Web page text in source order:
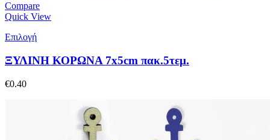
Compare
Quick View
Επιλογή
ΞΥΛΙΝΗ ΚΟΡΩΝΑ 7x5cm πακ.5τεμ.
€0.40